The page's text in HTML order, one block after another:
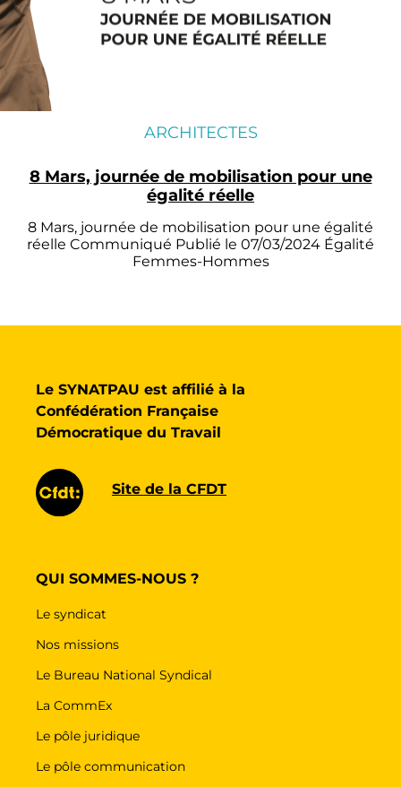
ARCHITECTES
8 Mars, journée de mobilisation pour une
égalité réelle
8 Mars, journée de mobilisation pour une égalité
réelle Communiqué Publié le 07/03/2024 Égalité
Femmes-Hommes
Le SYNATPAU est affilié à la
Confédération Française
Démocratique du Travail
Site de la CFDT
QUI SOMMES-NOUS ?
Le syndicat
Nos missions
Le Bureau National Syndical
La CommEx
Le pôle juridique
Le pôle communication